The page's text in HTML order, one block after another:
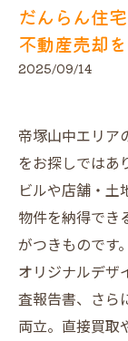
だんらん住
不動産売却
2025/09/14
帝塚山中エリア
をお探しではあ
ビルや店舗・土
物件を納得でき
がつきものです
オリジナルデザ
査報告書、さら
両立。直接買取